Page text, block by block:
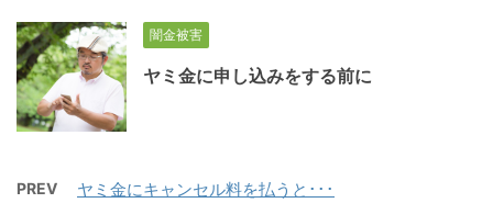
闇金被害
ヤミ金に申し込みをする前に
PREV ヤミ金にキャンセル料を払うと･･･